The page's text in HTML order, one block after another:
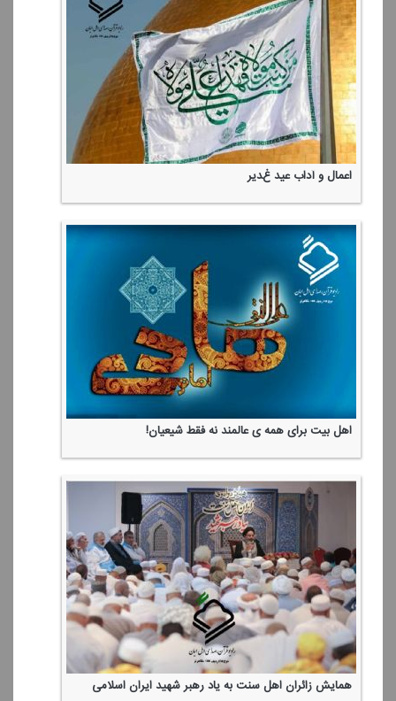
اعمال و آداب عید غدیر
اهل بیت برای همه ی عالمند نه فقط شیعیان!
همایش زائران اهل سنت به یاد رهبر شهید ایران اسلامی